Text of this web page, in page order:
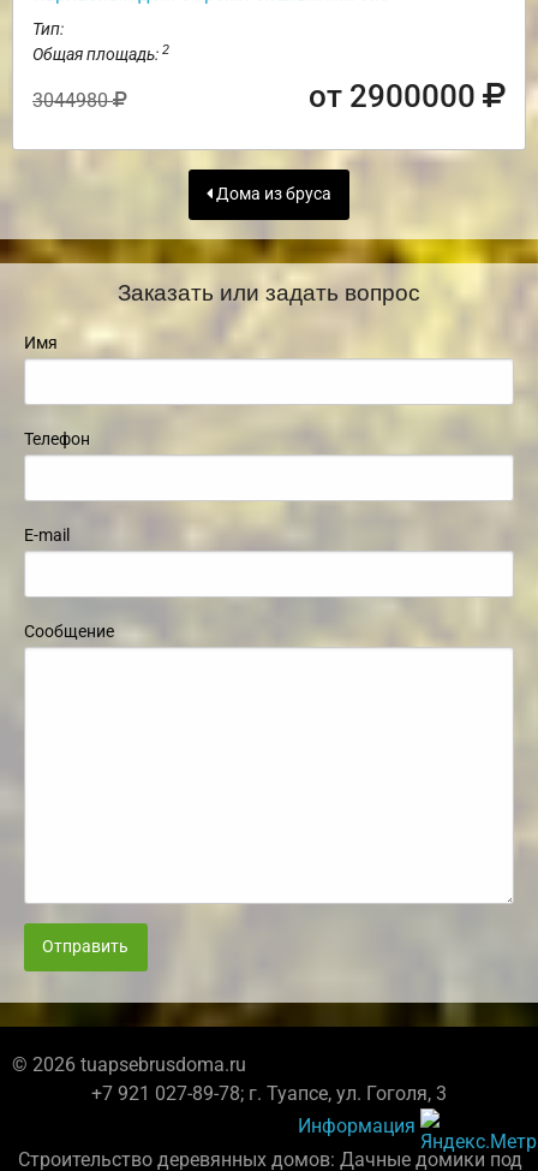
Тип:
Общая площадь: 2
3044980 от 2900000
Дома из бруса
Заказать или задать вопрос
Имя
Телефон
E-mail
Сообщение
Отправить
© 2026 tuapsebrusdoma.ru
+7 921 027-89-78; г. Туапсе, ул. Гоголя, 3
Информация
Строительство деревянных домов: Дачные домики под